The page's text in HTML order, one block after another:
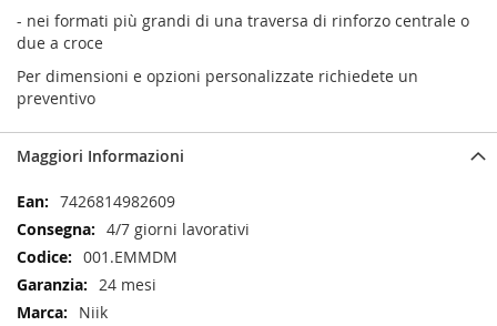
- nei formati più grandi di una traversa di rinforzo centrale o
due a croce
Per dimensioni e opzioni personalizzate richiedete un
preventivo
Maggiori Informazioni
Maggiori
Informazioni
7426814982609
4/7 giorni lavorativi
001.EMMDM
24 mesi
Niik